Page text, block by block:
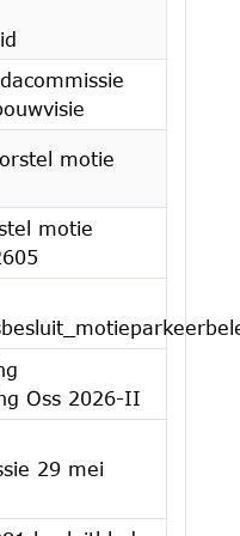
motie
motie
Oss 2026-II
29 mei